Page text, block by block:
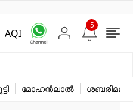
AQI
5
മോഹൻലാൽ ശബരിമല